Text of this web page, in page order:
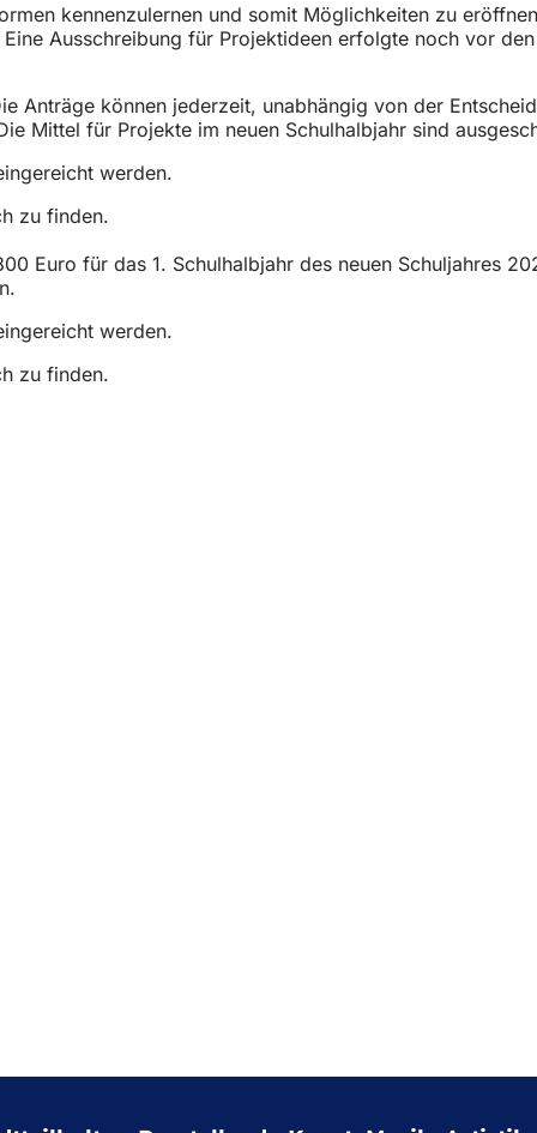
kennenzulernen und somit Möglichkeiten zu
Ausschreibung für Projektideen erfolgte noch vor
können jederzeit, unabhängig von der
Mittel für Projekte im neuen Schulhalbjahr sind
werden.
zu finden.
Euro für das 1. Schulhalbjahr des neuen Schuljahres
werden.
zu finden.